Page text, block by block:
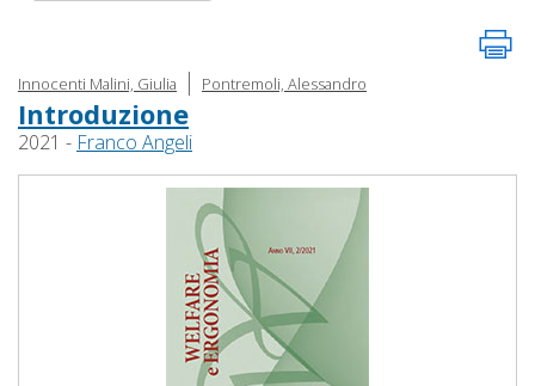
Innocenti Malini, Giulia | Pontremoli, Alessandro
Introduzione
2021 - Franco Angeli